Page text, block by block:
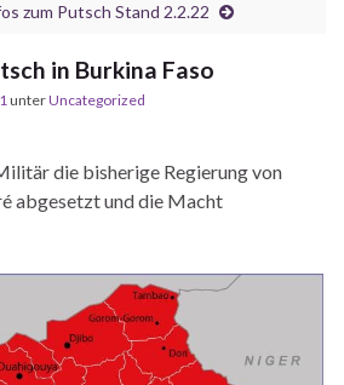
zum Putsch Stand 2.2.22
in Burkina Faso
unterUncategorized
die bisherige Regierung von
abgesetzt und die Macht